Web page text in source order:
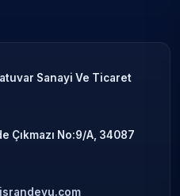
Sanayi Ve Ticaret
Çıkmazı No:9/A, 34087